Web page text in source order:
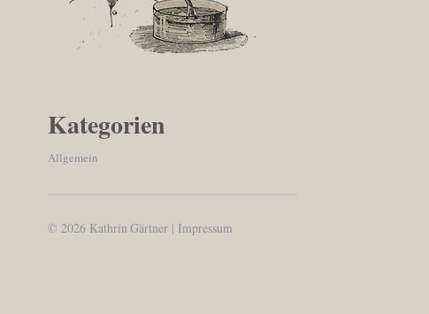
Kategorien
Allgemein
© 2026 Kathrin Gärtner| Impressum